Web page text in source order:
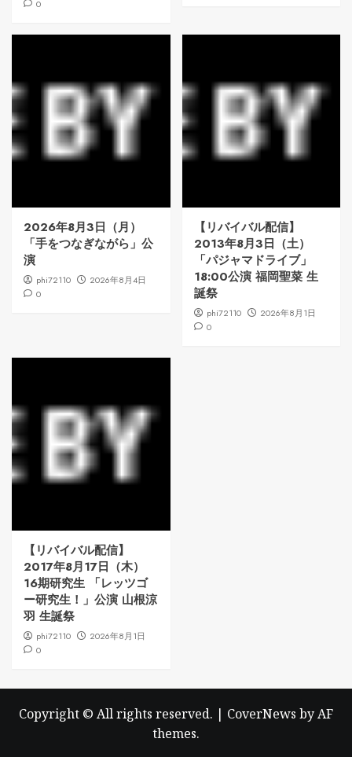
0
2026年8月3日（月）
「手をつなぎながら」公
演
phi72110
2026年8月4日
0
【リバイバル配信】
2013年8月3日（土）
「パジャマドライブ」
18:00公演 福岡聖菜 生
誕祭
phi72110
2026年8月1日
0
【リバイバル配信】
2017年8月17日（木）
16期研究生 「レッツゴ
ー研究生！」公演 山根涼
羽 生誕祭
phi72110
2026年8月1日
0
Copyright © All rights reserved. | CoverNews by AF
themes.